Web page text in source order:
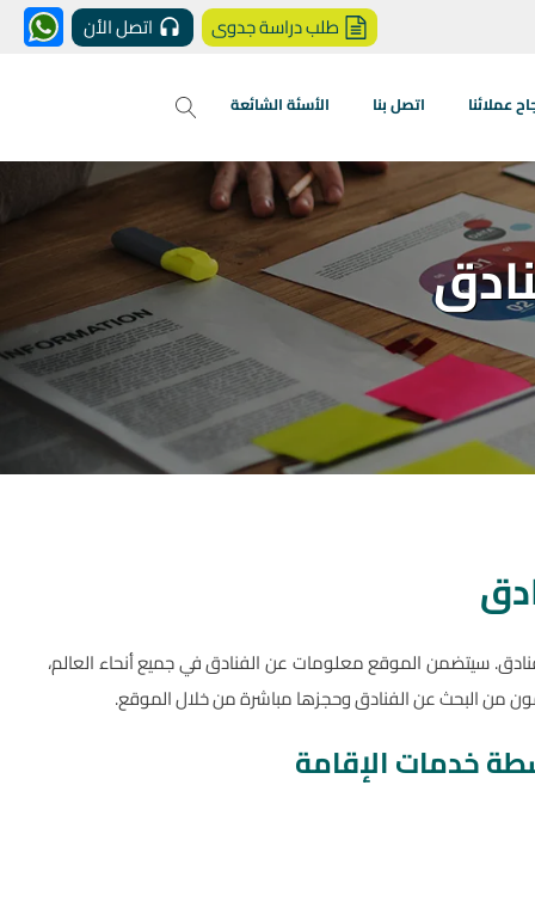
طلب دراسة جدوى اتصل الأن
عملائنا اتصل بنا الأسئة الشائعة
سيتضمن الموقع معلومات عن الفنادق في جميع أنحاء العالم،
من البحث عن الفنادق وحجزها مباشرة من خلال الموقع.
خدمات الإقامة